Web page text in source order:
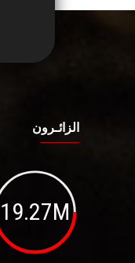
الزائـرون
19.27M